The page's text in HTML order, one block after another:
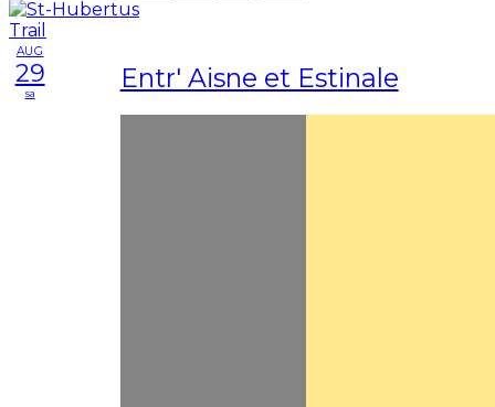
AUG
29
sa Entr' Aisne et Estinale